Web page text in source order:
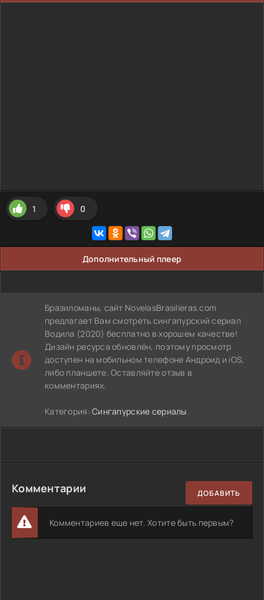
1 0
Дополнительный плеер
Бразиломаны, сайт NovelasBrasilieras.com
предлагает Вам смотреть сингапурский сериал
Водила (2020) бесплатно в хорошем качестве!
Дизайн ресурса обновлён, поэтому просмотр
доступен на мобильном телефоне Андроид и iOS,
либо планшете. Оставляйте отзыв в
комментариях.
Категория:Сингапурские сериалы
Комментарии ДОБАВИТЬ
Комментариев еще нет. Хотите быть первым?